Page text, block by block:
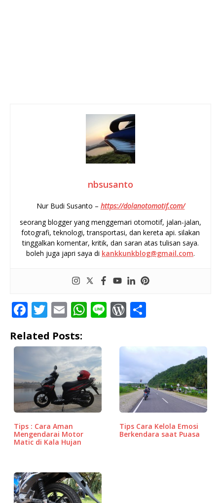
nbsusanto
Nur Budi Susanto – https://dolanotomotif.com/
seorang blogger yang menggemari otomotif, jalan-jalan,
fotografi, teknologi, transportasi, dan kereta api. silakan
tinggalkan komentar, kritik, dan saran atas tulisan saya.
boleh juga japri saya di kankkunkblog@gmail.com.
F
c
b
o
o
k
T
it
te
r
E
ai
l
W
at
s
A
p
p
Li W
d
P
r
e
ss
ar
Related Posts:
Tips : Cara Aman
Mengendarai Motor
Matic di Kala Hujan
Tips Cara Kelola Emosi
Berkendara saat Puasa